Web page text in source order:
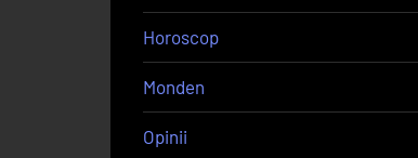
Horoscop
Monden
Opinii